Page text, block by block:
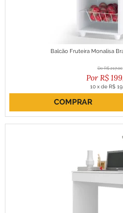
Balcão Fruteira Monalisa
R$ 217,00
R$
10 x de R$
ou R$ 179,10 no
COMPRAR